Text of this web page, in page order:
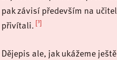
pak závisí především na
přivítali. [3]
Dějepis ale, jak ukážeme